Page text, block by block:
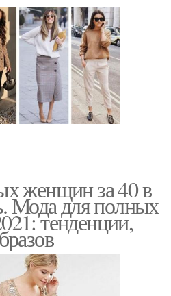
женщин за 40 в
Мода для полных
тенденции,